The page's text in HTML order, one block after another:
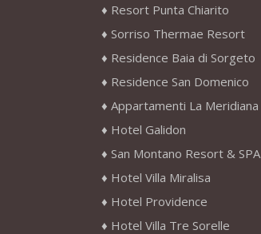
Resort Punta Chiarito
Sorriso Thermae Resort
Residence Baia di Sorgeto
Residence San Domenico
Appartamenti La Meridiana
Hotel Galidon
San Montano Resort & SPA
Hotel Villa Miralisa
Hotel Providence
Hotel Villa Tre Sorelle